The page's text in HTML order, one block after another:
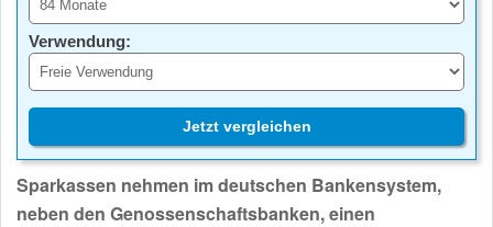
Verwendung:
Jetzt vergleichen
Sparkassen nehmen im deutschen Bankensystem,
neben den Genossenschaftsbanken, einen